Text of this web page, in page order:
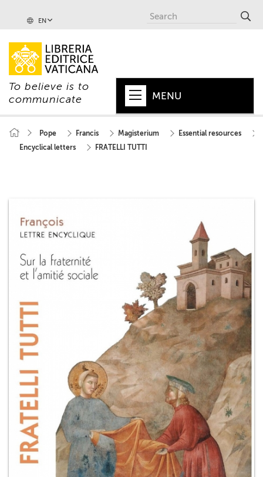
EN
To believe is to
communicate
MENU
POPE
+
+
MAGAZINES
+
CEI
AUTORI VARI
Pope Francis Magisterium
Essential resources
Encyclical letters
FRATELLI TUTTI